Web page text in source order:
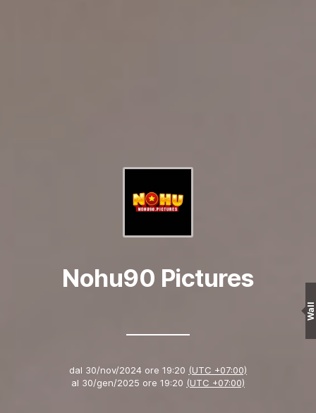
Nohu90 Pictures
dal 30/nov/2024 ore 19:20 (UTC +07:00)
al 30/gen/2025 ore 19:20 (UTC +07:00)
Wall